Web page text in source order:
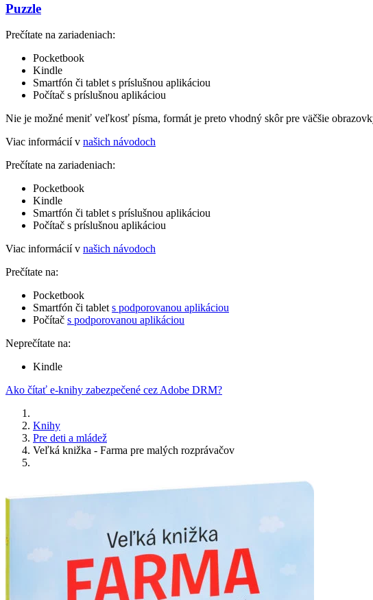
Puzzle
Prečítate na zariadeniach:
Pocketbook
Kindle
Smartfón či tablet s príslušnou aplikáciou
Počítač s príslušnou aplikáciou
Nie je možné meniť veľkosť písma, formát je preto vhodný skôr pre väčšie
Viac informácií v našich návodoch
Prečítate na zariadeniach:
Pocketbook
Kindle
Smartfón či tablet s príslušnou aplikáciou
Počítač s príslušnou aplikáciou
Viac informácií v našich návodoch
Prečítate na:
Pocketbook
Smartfón či tablet s podporovanou aplikáciou
Počítač s podporovanou aplikáciou
Neprečítate na:
Kindle
Ako čítať e-knihy zabezpečené cez Adobe DRM?
Knihy
Pre deti a mládež
Veľká knižka - Farma pre malých rozprávačov